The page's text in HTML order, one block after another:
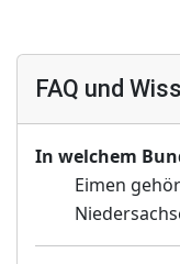
FAQ und
In welchem
Eimen